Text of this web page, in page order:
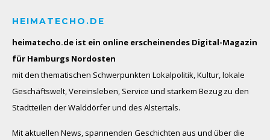
HEIMATECHO.DE
heimatecho.de ist ein online erscheinendes Digital-Magazin
für Hamburgs Nordosten
mit den thematischen Schwerpunkten Lokalpolitik, Kultur, lokale
Geschäftswelt, Vereinsleben, Service und starkem Bezug zu den
Stadtteilen der Walddörfer und des Alstertals.
Mit aktuellen News, spannenden Geschichten aus und über die